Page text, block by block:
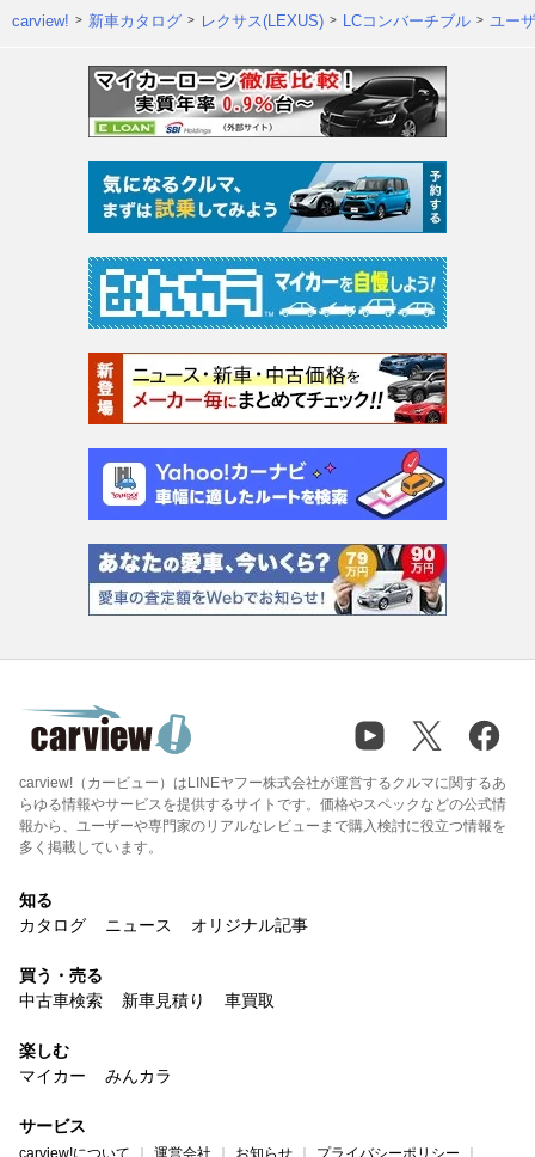
carview! 新車カタログ レクサス(LEXUS) LCコンバーチブル ユー
carview!（カービュー）はLINEヤフー株式会社が運営するクルマに関するあ
らゆる情報やサービスを提供するサイトです。価格やスペックなどの公式情
報から、ユーザーや専門家のリアルなレビューまで購入検討に役立つ情報を
多く掲載しています。
知る
カタログ
ニュース オリジナル記事
買う・売る
中古車検索
新車見積り 車買取
楽しむ
マイカー
みんカラ
サービス
carview!について 運営会社 お知らせ プライバシーポリシー